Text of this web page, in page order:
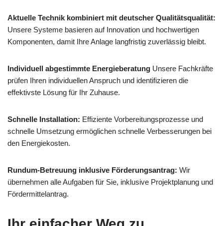
Aktuelle Technik kombiniert mit deutscher Qualitätsqualität:
Unsere Systeme basieren auf Innovation und hochwertigen
Komponenten, damit Ihre Anlage langfristig zuverlässig bleibt.
Individuell abgestimmte Energieberatung Unsere Fachkräfte
prüfen Ihren individuellen Anspruch und identifizieren die
effektivste Lösung für Ihr Zuhause.
Schnelle Installation: Effiziente Vorbereitungsprozesse und
schnelle Umsetzung ermöglichen schnelle Verbesserungen bei
den Energiekosten.
Rundum-Betreuung inklusive Förderungsantrag: Wir
übernehmen alle Aufgaben für Sie, inklusive Projektplanung und
Fördermittelantrag.